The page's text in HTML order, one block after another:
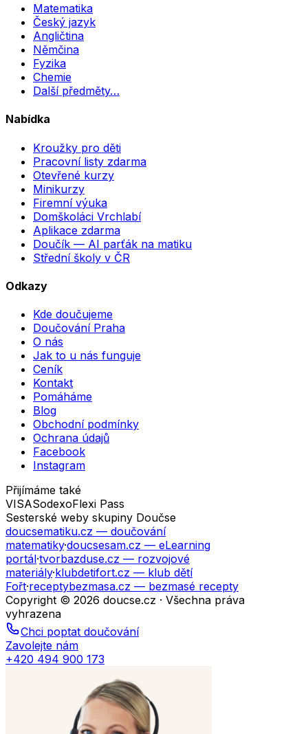
Matematika
Český jazyk
Angličtina
Němčina
Fyzika
Chemie
Další předměty…
Nabídka
Kroužky pro děti
Pracovní listy zdarma
Otevřené kurzy
Minikurzy
Firemní výuka
Domškoláci Vrchlabí
Aplikace zdarma
Doučík — AI parťák na matiku
Střední školy v ČR
Odkazy
Kde doučujeme
Doučování Praha
O nás
Jak to u nás funguje
Ceník
Kontakt
Pomáháme
Blog
Obchodní podmínky
Ochrana údajů
Facebook
Instagram
Přijímáme také
VISASodexoFlexi Pass
Sesterské weby skupiny Doučse
doucsematiku.cz — doučování
matematiky·doucsesam.cz — eLearning
portál·tvorbazduse.cz — rozvojové
materiály·klubdetifort.cz — klub dětí
Fořt·receptybezmasa.cz — bezmasé recepty
Copyright © 2026 doucse.cz · Všechna práva
vyhrazena
Chci poptat doučování
Zavolejte nám
+420 494 900 173